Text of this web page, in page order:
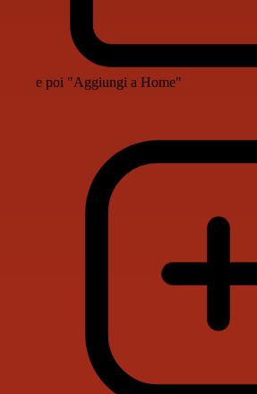
e poi "Aggiungi a Home"